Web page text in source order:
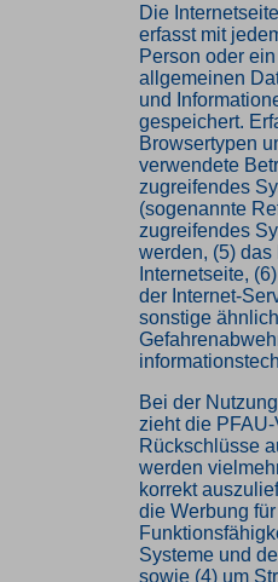
Die
erfasst mit
Person oder
allgemeinen
und
gespeichert.
Browsertypen
verwendete
zugreifendes
(sogenannte
zugreifendes
werden, (5)
Internetseite,
der Internet-
sonstige
Bei der
zieht die
Rückschlüsse
werden
korrekt
die Werbung
Systeme und
sowie (4) um